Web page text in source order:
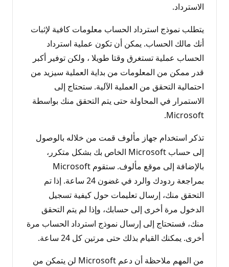
الاسترداد.
يتطلب نموذج استرداد الحساب معلومات كافية لإثبات
أنك مالك الحساب. يمكن أن تكون عملية استرداد
الحساب عملية تستغرق وقتا طويلا ، ولكن توفير أكبر
قدر ممكن من المعلومات من بداية العملية سيزيد من
احتمالية التحقق من العملية الآلية. ستحتاج إلى
الاستمرار في المحاولة حتى يتم التحقق منك بواسطة
Microsoft.
تذكر استخدام جهاز مألوف قمت من خلاله بالوصول
إلى حساب Microsoft الخاص بك بشكل متكرر،
بالإضافة إلى موقع مألوف. ستقوم Microsoft
بمراجعة ردودك والرد في غضون 24 ساعة. إذا تم
التحقق منك، إرسال تعليمات حول كيفية تسجيل
الدخول مرة أخرى إلى حسابك، وإذا لم يتم التحقق
منك، فستحتاج إلى إرسال نموذج استرداد الحساب مرة
أخرى. يمكنك القيام بذلك حتى مرتين كل 24 ساعة.
من المهم ملاحظة أن دعم Microsoft لن يتمكن من